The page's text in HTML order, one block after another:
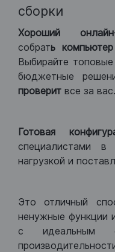
сборки
Хороший
собрать компьютер
Выбирайте
бюджетные
проверит все за вас.
Готовая
специалистами в
нагрузкой и
Это отличный
ненужные функции
с идеальным